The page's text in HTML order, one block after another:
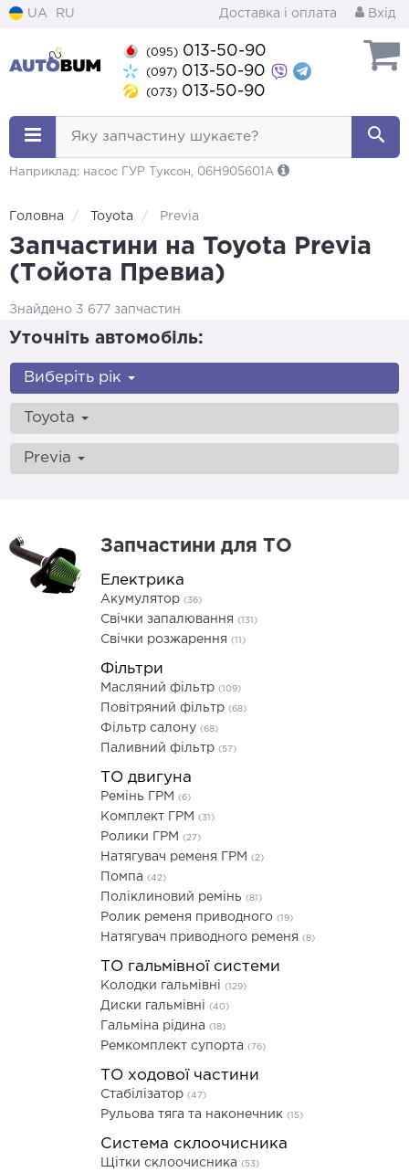
UA RU Доставка і оплата Вхід
(095) 013-50-90
(097) 013-50-90
(073) 013-50-90
Яку запчастину шукаєте?
Наприклад: насос ГУР Туксон, 06H905601A
Головна Toyota Previa
Запчастини на Toyota Previa
(Тойота Превиа)
Знайдено 3 677 запчастин
Уточніть автомобіль:
Виберіть рік
Toyota
Previa
Запчастини для ТО
Електрика
Акумулятор (36)
Свічки запалювання (131)
Свічки розжарення (11)
Фільтри
Масляний фільтр (109)
Повітряний фільтр (68)
Фільтр салону (68)
Паливний фільтр (57)
ТО двигуна
Ремінь ГРМ (6)
Комплект ГРМ (31)
Ролики ГРМ (27)
Натягувач ременя ГРМ (2)
Помпа (42)
Поліклиновий ремінь (81)
Ролик ременя приводного (19)
Натягувач приводного ременя (8)
ТО гальмівної системи
Колодки гальмівні (129)
Диски гальмівні (40)
Гальміна рідина (18)
Ремкомплект супорта (76)
ТО ходової частини
Стабілізатор (47)
Рульова тяга та наконечник (15)
Система склоочисника
Щітки склоочисника (53)